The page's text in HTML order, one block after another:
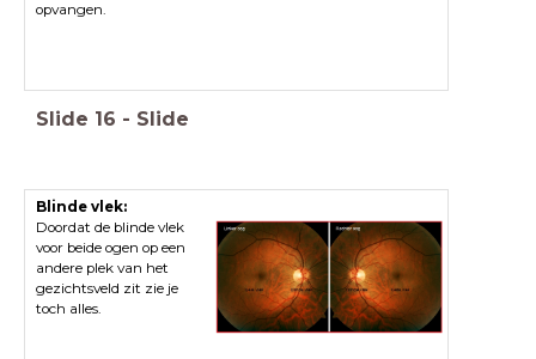
opvangen.
Slide 16 - Slide
Blinde vlek:
Doordat de blinde vlek
voor beide ogen op een
andere plek van het
gezichtsveld zit zie je
toch alles.